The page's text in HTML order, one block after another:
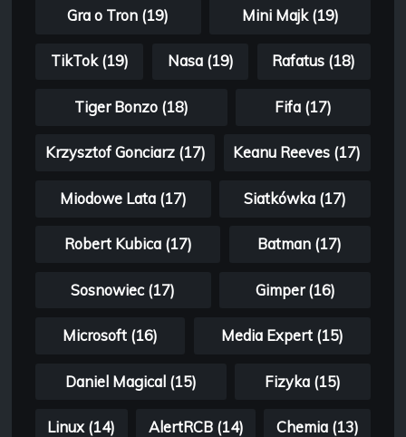
Gra o Tron (19) Mini Majk (19)
TikTok (19) Nasa (19) Rafatus (18)
Tiger Bonzo (18) Fifa (17)
Krzysztof Gonciarz (17) Keanu Reeves (17)
Miodowe Lata (17) Siatkówka (17)
Robert Kubica (17) Batman (17)
Sosnowiec (17) Gimper (16)
Microsoft (16) Media Expert (15)
Daniel Magical (15) Fizyka (15)
Linux (14) AlertRCB (14) Chemia (13)